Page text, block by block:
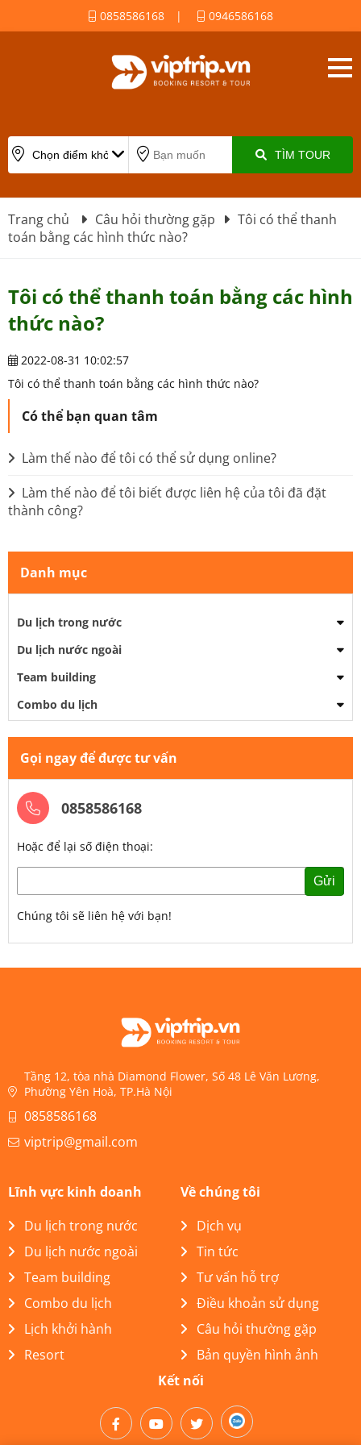
0858586168 | 0946586168
TÌM TOUR
Trang chủ Câu hỏi thường gặp
Tôi có thể thanh
toán bằng các hình thức nào?
Tôi có thể thanh toán bằng các hình
thức nào?
2022-08-31 10:02:57
Tôi có thể thanh toán bằng các hình thức nào?
Có thể bạn quan tâm
Làm thế nào để tôi có thể sử dụng online?
Làm thế nào để tôi biết được liên hệ của tôi đã đặt
thành công?
Danh mục
Du lịch trong nước
Du lịch nước ngoài
Team building
Combo du lịch
Gọi ngay để được tư vấn
0858586168
Hoặc để lại số điện thoại:
Gửi
Chúng tôi sẽ liên hệ với bạn!
Tầng 12, tòa nhà Diamond Flower, Số 48 Lê Văn Lương,
Phường Yên Hoà, TP.Hà Nội
0858586168
viptrip@gmail.com
Lĩnh vực kinh doanh
Du lịch trong nước
Du lịch nước ngoài
Team building
Combo du lịch
Lịch khởi hành
Resort
Về chúng tôi
Dịch vụ
Tin tức
Tư vấn hỗ trợ
Điều khoản sử dụng
Câu hỏi thường gặp
Bản quyền hình ảnh
Kết nối